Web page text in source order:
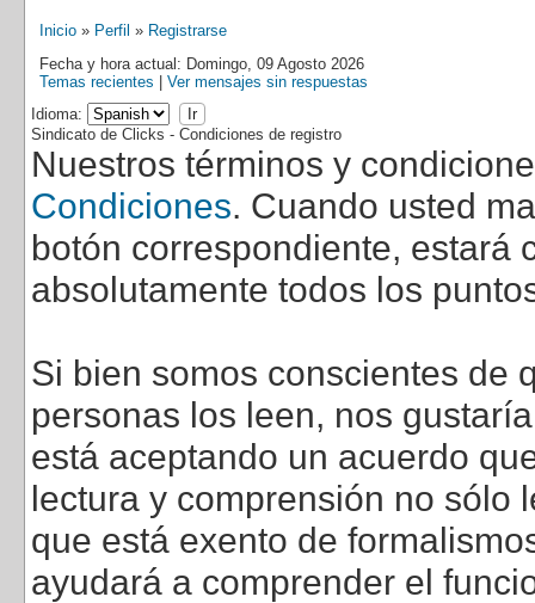
Inicio » Perfil » Registrarse
Fecha y hora actual: Domingo, 09 Agosto 2026
Temas recientes
Ver mensajes sin respuestas
Idioma:
Sindicato de Clicks - Condiciones de registro
Nuestros términos y
Condiciones. Cuando usted
botón correspondiente, estará
absolutamente todos los
Si bien somos conscientes de
personas los leen, nos
está aceptando un acuerdo
lectura y comprensión no sólo
que está exento de
ayudará a comprender el